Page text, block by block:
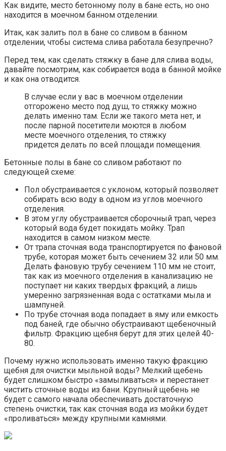
Как видите, место бетонному полу в бане есть, но оно
находится в моечном банном отделении.
Итак, как залить пол в бане со сливом в банном
отделении, чтобы система слива работала безупречно?
Перед тем, как сделать стяжку в бане для слива воды,
давайте посмотрим, как собирается вода в банной мойке
и как она отводится.
В случае если у вас в моечном отделении
отгорожено место под душ, то стяжку можно
делать именно там. Если же такого мета нет, и
после парной посетители моются в любом
месте моечного отделения, то стяжку
придется делать по всей площади помещения.
Бетонные полы в бане со сливом работают по
следующей схеме:
Пол обустраивается с уклоном, который позволяет
собирать всю воду в одном из углов моечного
отделения.
В этом углу обустраивается сборочный трап, через
который вода будет покидать мойку. Трап
находится в самом низком месте.
От трапа сточная вода транспортируется по фановой
трубе, которая может быть сечением 32 или 50 мм.
Делать фановую трубу сечением 110 мм не стоит,
так как из моечного отделения в канализацию не
поступает ни каких твердых фракций, а лишь
умеренно загрязненная вода с остатками мыла и
шампуней.
По трубе сточная вода попадает в яму или емкость
под баней, где обычно обустраивают щебеночный
фильтр. Фракцию щебня берут для этих целей 40-
80.
Почему нужно использовать именно такую фракцию
щебня для очистки мыльной воды? Мелкий щебень
будет слишком быстро «замыливаться» и перестанет
чистить сточные воды из бани. Крупный щебень не
будет с самого начала обеспечивать достаточную
степень очистки, так как сточная вода из мойки будет
«проливаться» между крупными камнями.